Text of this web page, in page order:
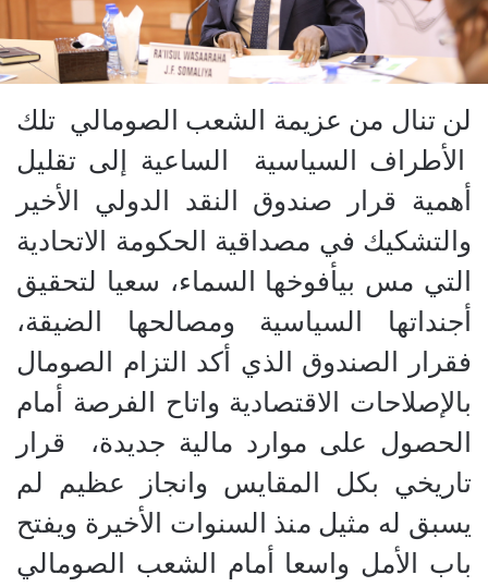
لن تنال من عزيمة الشعب الصومالي تلك
الأطراف السياسية الساعية إلى تقليل
أهمية قرار صندوق النقد الدولي الأخير
والتشكيك في مصداقية الحكومة الاتحادية
التي مس بيأفوخها السماء، سعيا لتحقيق
أجنداتها السياسية ومصالحها الضيقة،
فقرار الصندوق الذي أكد التزام الصومال
بالإصلاحات الاقتصادية واتاح الفرصة أمام
الحصول على موارد مالية جديدة، قرار
تاريخي بكل المقايس وانجاز عظيم لم
يسبق له مثيل منذ السنوات الأخيرة ويفتح
باب الأمل واسعا أمام الشعب الصومالي